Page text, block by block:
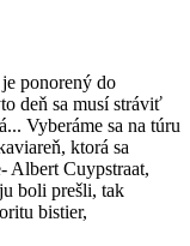
ponorený do
deň sa musí stráviť
Vyberáme sa na túru
ktorá sa
Albert Cuypstraat,
boli prešli, tak
bistier,